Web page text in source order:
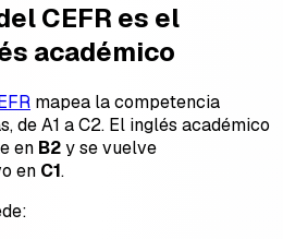
CEFR es el
académico
mapea la competencia
de A1 a C2. El inglés académico
en B2y se vuelve
en C1.